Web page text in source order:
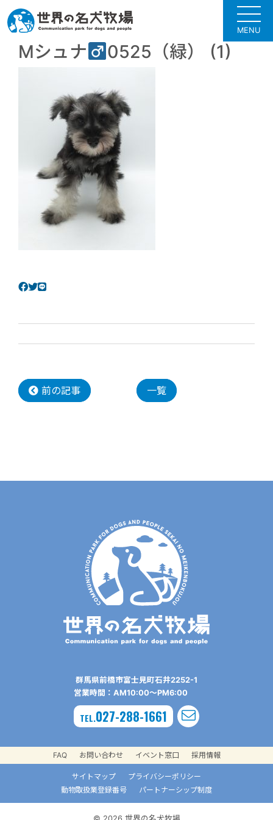
MENU
Mシュナ 0525（緑） (1)
前の記事 一覧
群⾺県前橋市富⼠⾒町⽯井2252-1
営業時間：AM10:00〜PM6:00
TEL.027-288-1661
FAQ お問い合わせ イベント窓口 採用情報
サイトマップ
プライバシーポリシー
動物取扱業登録番号
パートナーシップ制度